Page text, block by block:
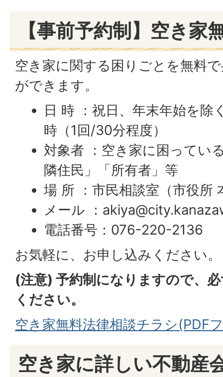
【事前予約制】空き家
空き家に関する困りごとを無料
ができます。
日 時 ：祝日、年末年始を除
時（1回/30分程度）
対象者 ：空き家に困ってい
隣住民」「所有者」等
場 所 ：市民相談室（市役所
メール ：
電話番号：076-220-2136
お気軽に、お申し込みください。
(注意) 予約制になりますので、
ください。
空き家無料法律相談チラシ(PDF
空き家に詳しい不動産